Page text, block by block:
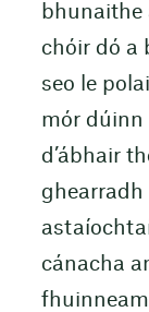
bhunaithe
chóir dó a
seo le
mór dúinn
d’ábhair
ghearradh
cánacha